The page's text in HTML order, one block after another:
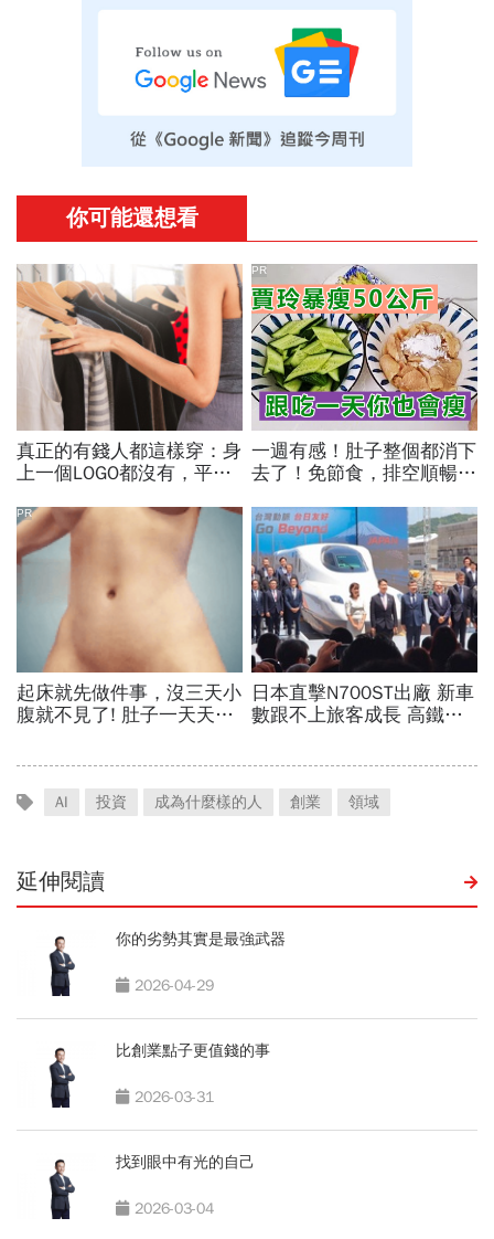
AI 投資 成為什麼樣的人 創業 領域
延伸閱讀
你的劣勢其實是最強武器
2026-04-29
比創業點子更值錢的事
2026-03-31
找到眼中有光的自己
2026-03-04